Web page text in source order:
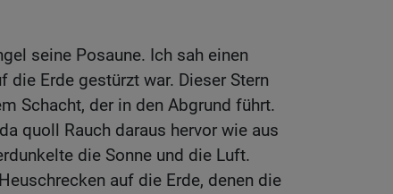
seine Posaune. Ich sah einen
die Erde gestürzt war. Dieser Stern
Schacht, der in den Abgrund führt.
quoll Rauch daraus hervor wie aus
die Sonne und die Luft.
auf die Erde, denen die